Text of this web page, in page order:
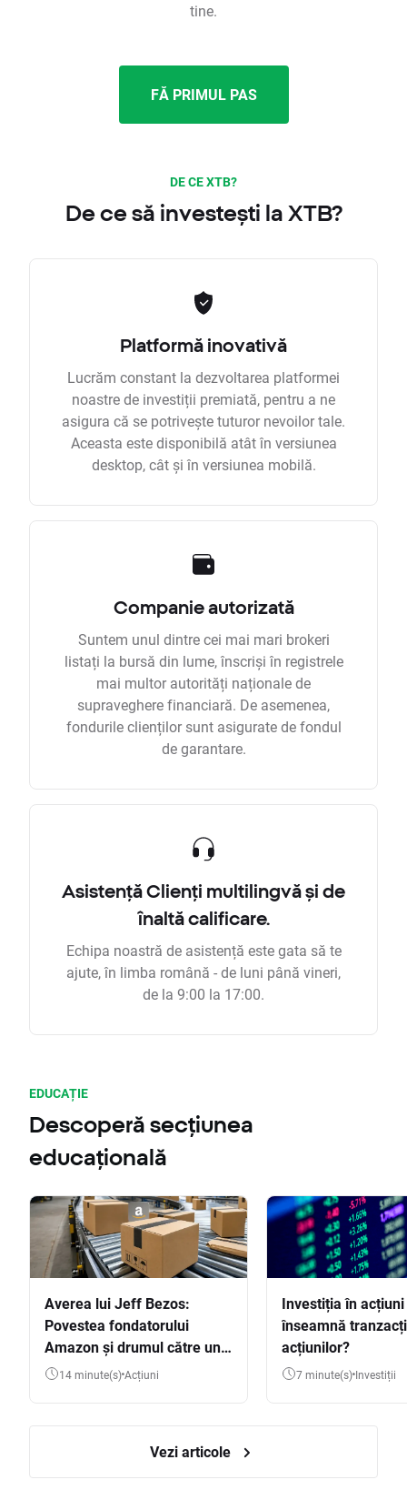
tine.
FĂ PRIMUL PAS
DE CE XTB?
De ce să investești la XTB?
Platformă inovativă
Lucrăm constant la dezvoltarea platformei
noastre de investiții premiată, pentru a ne
asigura că se potrivește tuturor nevoilor tale.
Aceasta este disponibilă atât în versiunea
desktop, cât și în versiunea mobilă.
Companie autorizată
Suntem unul dintre cei mai mari brokeri
listați la bursă din lume, înscriși în registrele
mai multor autorități naționale de
supraveghere financiară. De asemenea,
fondurile clienților sunt asigurate de fondul
de garantare.
Asistență Clienți multilingvă și de
înaltă calificare.
Echipa noastră de asistență este gata să te
ajute, în limba română - de luni până vineri,
de la 9:00 la 17:00.
EDUCAȚIE
Descoperă secțiunea
educațională
Averea lui Jeff Bezos:
Povestea fondatorului
Amazon și drumul către una
dintre cele mai mari averi
14 minute(s) Acțiuni
Investiția în
înseamnă
acțiunilor?
7 minute(s) Investiții
Vezi articole